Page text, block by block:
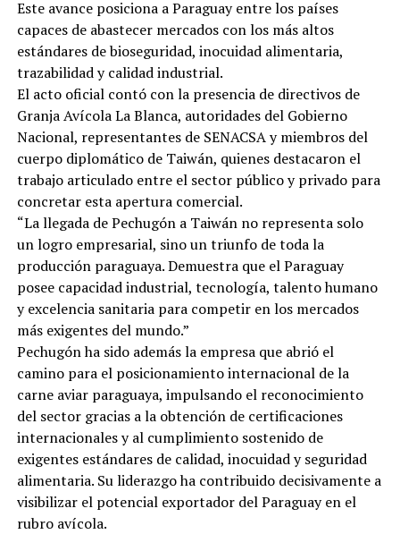
Este avance posiciona a Paraguay entre los países
capaces de abastecer mercados con los más altos
estándares de bioseguridad, inocuidad alimentaria,
trazabilidad y calidad industrial.
El acto oficial contó con la presencia de directivos de
Granja Avícola La Blanca, autoridades del Gobierno
Nacional, representantes de SENACSA y miembros del
cuerpo diplomático de Taiwán, quienes destacaron el
trabajo articulado entre el sector público y privado para
concretar esta apertura comercial.
“La llegada de Pechugón a Taiwán no representa solo
un logro empresarial, sino un triunfo de toda la
producción paraguaya. Demuestra que el Paraguay
posee capacidad industrial, tecnología, talento humano
y excelencia sanitaria para competir en los mercados
más exigentes del mundo.”
Pechugón ha sido además la empresa que abrió el
camino para el posicionamiento internacional de la
carne aviar paraguaya, impulsando el reconocimiento
del sector gracias a la obtención de certificaciones
internacionales y al cumplimiento sostenido de
exigentes estándares de calidad, inocuidad y seguridad
alimentaria. Su liderazgo ha contribuido decisivamente a
visibilizar el potencial exportador del Paraguay en el
rubro avícola.